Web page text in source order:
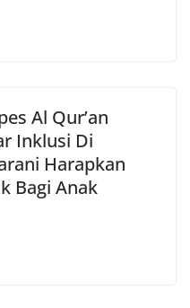
Al Qur’an
Inklusi Di
Harapkan
Bagi Anak